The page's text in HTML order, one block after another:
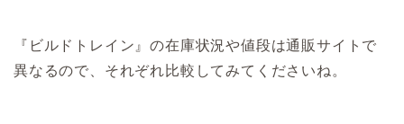
『ビルドトレイン』の在庫状況や値段は通販サイトで
異なるので、それぞれ比較してみてくださいね。